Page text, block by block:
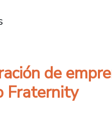
de Ingeniería
de
Fraternity